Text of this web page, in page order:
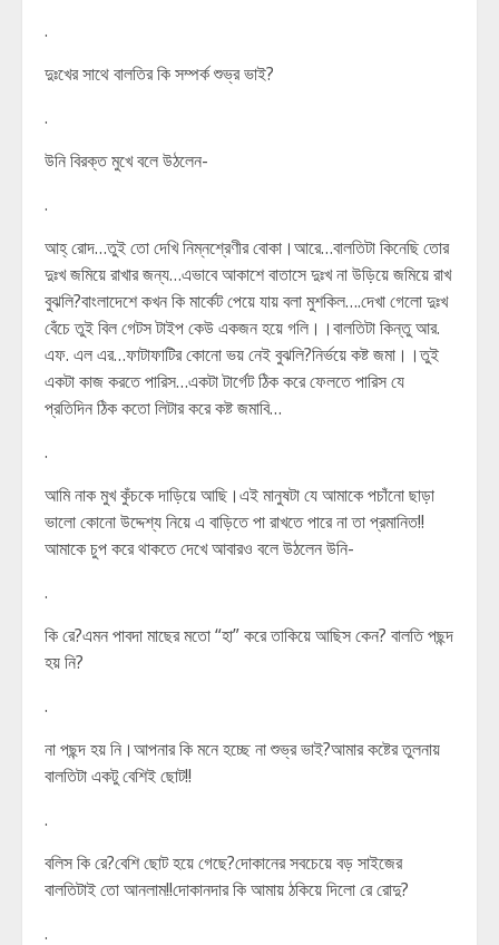
.
দুঃখের সাথে বালতির কি সম্পর্ক শুভ্র ভাই?
.
উনি বিরক্ত মুখে বলে উঠলেন-
.
আহ্ রোদ…তুই তো দেখি নিম্নশ্রেণীর বোকা।আরে…বালতিটা কিনেছি তোর
দুঃখ জমিয়ে রাখার জন্য…এভাবে আকাশে বাতাসে দুঃখ না উড়িয়ে জমিয়ে রাখ
বুঝলি?বাংলাদেশে কখন কি মার্কেট পেয়ে যায় বলা মুশকিল….দেখা গেলো দুঃখ
বেঁচে তুই বিল গেটস টাইপ কেউ একজন হয়ে গলি।।বালতিটা কিন্তু আর.
এফ. এল এর…ফাটাফাটির কোনো ভয় নেই বুঝলি?নির্ভয়ে কষ্ট জমা।।তুই
একটা কাজ করতে পারিস…একটা টার্গেট ঠিক করে ফেলতে পারিস যে
প্রতিদিন ঠিক কতো লিটার করে কষ্ট জমাবি…
.
আমি নাক মুখ কুঁচকে দাড়িয়ে আছি।এই মানুষটা যে আমাকে পচাঁনো ছাড়া
ভালো কোনো উদ্দেশ্য নিয়ে এ বাড়িতে পা রাখতে পারে না তা প্রমানিত!!
আমাকে চুপ করে থাকতে দেখে আবারও বলে উঠলেন উনি-
.
কি রে?এমন পাবদা মাছের মতো “হা” করে তাকিয়ে আছিস কেন? বালতি পছন্দ
হয় নি?
.
না পছন্দ হয় নি।আপনার কি মনে হচ্ছে না শুভ্র ভাই?আমার কষ্টের তুলনায়
বালতিটা একটু বেশিই ছোট!!
.
বলিস কি রে?বেশি ছোট হয়ে গেছে?দোকানের সবচেয়ে বড় সাইজের
বালতিটাই তো আনলাম!!দোকানদার কি আমায় ঠকিয়ে দিলো রে রোদু?
.